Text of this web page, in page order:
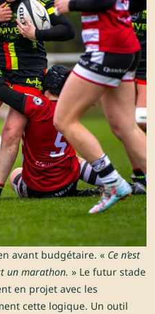
avant budgétaire. « Ce n’est
un marathon. » Le futur stade
en projet avec les
cette logique. Un outil